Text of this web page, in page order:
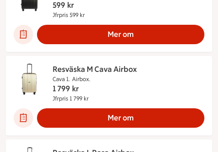
599 kr
Jfrpris 599 kr
Mer om
Resväska M Cava Airbox
Cava 1. Airbox.
1 799 kr
Jfrpris 1 799 kr
Mer om